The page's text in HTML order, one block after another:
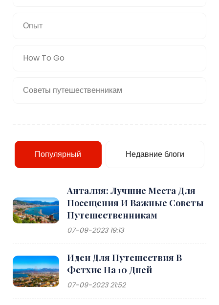
Опыт
How To Go
Советы путешественникам
Популярный Недавние блоги
Анталия: Лучшие Места Для
Посещения И Важные Советы
Путешественникам
07-09-2023 19:13
Идеи Для Путешествия В
Фетхие На 10 Дней
07-09-2023 21:52